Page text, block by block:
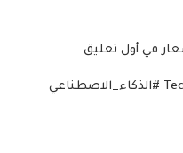
في أول تعليق